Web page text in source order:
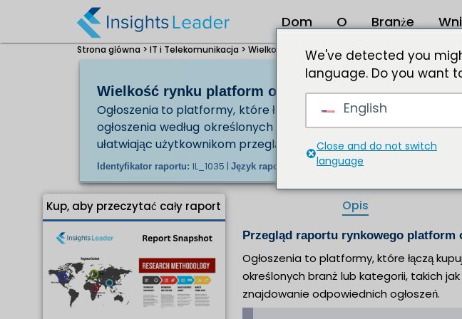
Dom O Branże
Strona główna > IT i Telekomunikacja > Wielkość rynku platform ogłoszeń 2023-2032
Wielkość rynku platform ogłoszeń 46 444,96 mln
Ogłoszenia to platformy, które łączą kupujących i
ogłoszenia według określonych branż lub kategorii, takich jak
ułatwiając użytkownikom przeglądanie i znajdowanie odpowiednich
Identyfikator raportu: IL_1035 | Język raportu: En/Jp/Fr/De |Wydawca:
Kup, aby przeczytać cały raport Opis
Przegląd raportu rynkowego platform
Ogłoszenia to platformy, które łączą
określonych branż lub kategorii, takich
znajdowanie odpowiednich ogłoszeń.
We've detected you
language. Do you want
English
Close and do not switch
language